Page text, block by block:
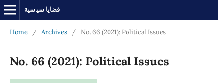
قضايا سياسية
Home / Archives / No. 66 (2021): Political Issues
No. 66 (2021): Political Issues